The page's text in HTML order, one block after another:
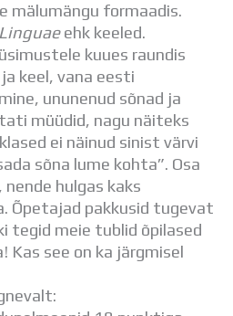
mälumängu formaadis.
Linguaeehk keeled.
kuues raundis
keel, vana eesti
ununenud sõnad ja
müüdid, nagu näiteks
ei näinud sinist värvi
sõna lume kohta”. Osa
hulgas kaks
Õpetajad pakkusid tugevat
tegid meie tublid õpilased
see on ka järgmisel